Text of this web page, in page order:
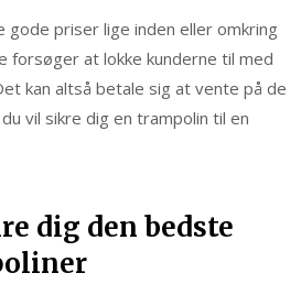
priser lige inden eller omkring
forsøger at lokke kunderne til med
kan altså betale sig at vente på de
vil sikre dig en trampolin til en
dig den bedste